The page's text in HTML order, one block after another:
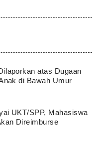
atas Dugaan
di Bawah Umur
UKT/SPP, Mahasiswa
Direimburse